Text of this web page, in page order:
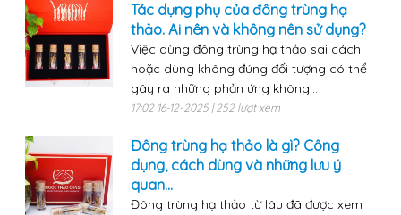
Tác dụng phụ của đông trùng hạ
thảo. Ai nên và không nên sử dụng?
Việc dùng đông trùng hạ thảo sai cách
hoặc dùng không đúng đối tượng có thể
gây ra những phản ứng không...
17:02 16-12-2025 | 252 lượt xem
Đông trùng hạ thảo là gì? Công
dụng, cách dùng và những lưu ý
quan...
Đông trùng hạ thảo từ lâu đã được xem